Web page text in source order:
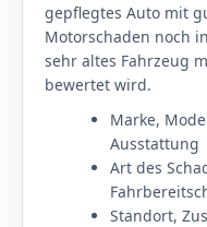
gepflegtes Auto mit
Motorschaden noch
sehr altes Fahrzeug
bewertet wird.
Marke,
Ausstattung
Art des
Standort,